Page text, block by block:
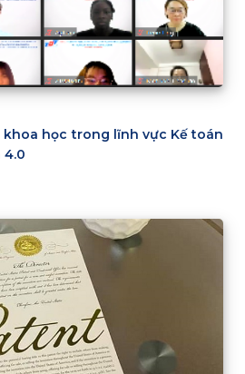
khoa học trong lĩnh vực Kế toán
4.0